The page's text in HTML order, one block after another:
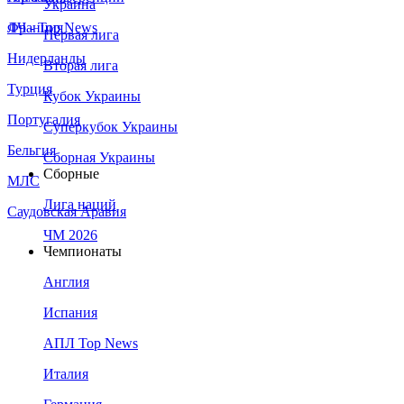
Франция
Нидерланды
Турция
Португалия
Бельгия
МЛС
Саудовская Аравия
ЛЧ - Top News
Украина
Первая лига
Вторая лига
Кубок Украины
Суперкубок Украины
Сборная Украины
Сборные
Лига наций
ЧМ 2026
Чемпионаты
Англия
Испания
АПЛ Top News
Италия